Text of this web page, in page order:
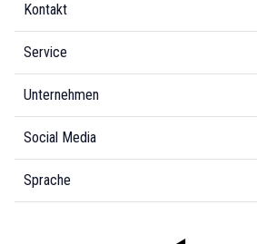
Kontakt
Service
Unternehmen
Social Media
Sprache